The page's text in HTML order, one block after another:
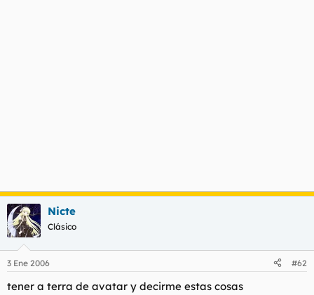
Nicte
Clásico
3 Ene 2006 #62
tener a terra de avatar y decirme estas cosas